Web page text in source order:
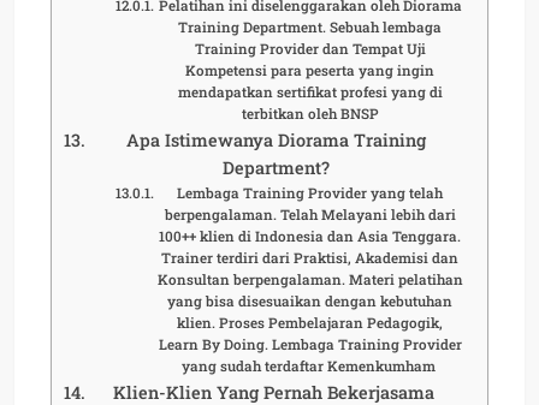
Pelatihan ini diselenggarakan oleh Diorama
Training Department. Sebuah lembaga
Training Provider dan Tempat Uji
Kompetensi para peserta yang ingin
mendapatkan sertifikat profesi yang di
terbitkan oleh BNSP
Apa Istimewanya Diorama Training
Department?
Lembaga Training Provider yang telah
berpengalaman. Telah Melayani lebih dari
100++ klien di Indonesia dan Asia Tenggara.
Trainer terdiri dari Praktisi, Akademisi dan
Konsultan berpengalaman. Materi pelatihan
yang bisa disesuaikan dengan kebutuhan
klien. Proses Pembelajaran Pedagogik,
Learn By Doing. Lembaga Training Provider
yang sudah terdaftar Kemenkumham
Klien-Klien Yang Pernah Bekerjasama